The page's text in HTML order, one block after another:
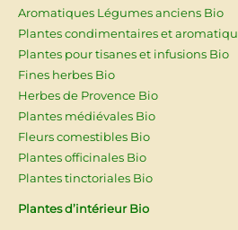
Aromatiques Légumes anciens Bio
Plantes condimentaires et
Plantes pour tisanes et infusions Bio
Fines herbes Bio
Herbes de Provence Bio
Plantes médiévales Bio
Fleurs comestibles Bio
Plantes officinales Bio
Plantes tinctoriales Bio
Plantes d’intérieur Bio